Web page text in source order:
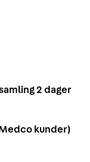
2 dager
kunder)